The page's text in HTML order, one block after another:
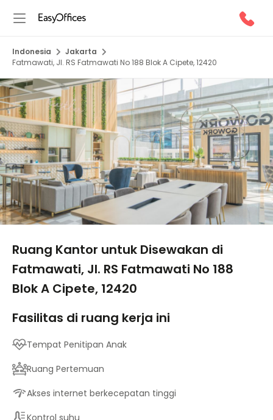
Indonesia
Jakarta
Fatmawati, Jl. RS Fatmawati No 188 Blok A Cipete, 12420
Ruang Kantor untuk Disewakan di
Fatmawati, Jl. RS Fatmawati No 188
Blok A Cipete, 12420
Fasilitas di ruang kerja ini
Tempat Penitipan Anak
Ruang Pertemuan
Akses internet berkecepatan tinggi
Kontrol suhu